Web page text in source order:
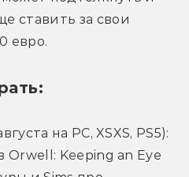
ставить за свои
евро.
на PC, XSXS, PS5):
Orwell: Keeping an Eye